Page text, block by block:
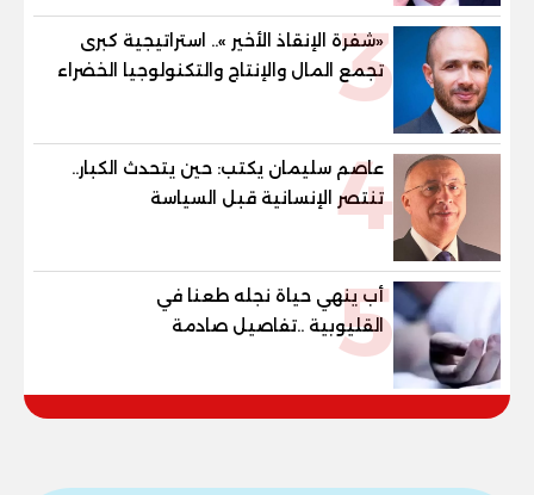
3
«شفرة الإنقاذ الأخير ».. استراتيجية كبرى
تجمع المال والإنتاج والتكنولوجيا الخضراء
لبعث الأقتصاد
4
عاصم سليمان يكتب: حين يتحدث الكبار..
تنتصر الإنسانية قبل السياسة
5
أب ينهي حياة نجله طعنا في
القليوبية ..تفاصيل صادمة